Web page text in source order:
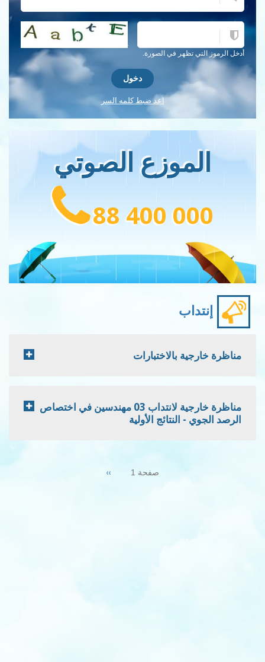
أدخل الرموز التي تظهر في الصورة.
احصل على كلمة التحقق جديدة!
اعد ضبط كلمه السر
الموزع الصوتي
88 400 000
إنتداب
مناظرة خارجية بالاختبارات
مناظرة خارجية لانتداب 03 مهندسين في اختصاص
الرصد الجوي - النتائج الأولية
صفحة 1 Next
››